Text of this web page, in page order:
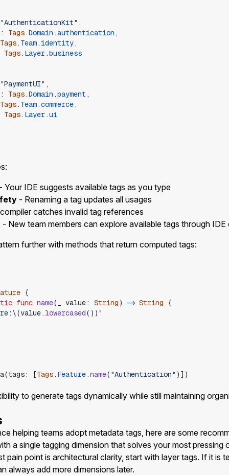
"AuthenticationKit" ,
:
Tags.Domain .authentication ,
Tags. Team.identity,
Tags. Layer.business
"PaymentUI" ,
:
Tags.Domain .payment ,
Tags. Team.commerce,
Tags. Layer.ui
Your IDE suggests available tags as you type
- Renaming a tag updates all usages
catches invalid tag references
- New team members can explore available tags through
further with methods that return computed tags:
{
func name( value: String ) -> String
{
\(value. lowercased( ) ) "
(tags: [Tags. Feature.name( "Authentication" ) ] )
to generate tags dynamically while still maintaining
helping teams adopt metadata tags, here are some
a single tagging dimension that solves your most pressing
pain point is architectural clarity, start with layer tags. If it is
always add more dimensions later.